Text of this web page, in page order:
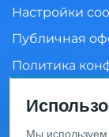
Настройки
Публичная
Политика
Мы используем